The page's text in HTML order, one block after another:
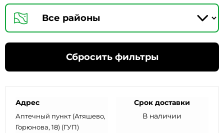
Сбросить фильтры
Адрес
Аптечный пункт (Атяшево,
Горюнова, 18) (ГУП)
Срок доставки
В наличии